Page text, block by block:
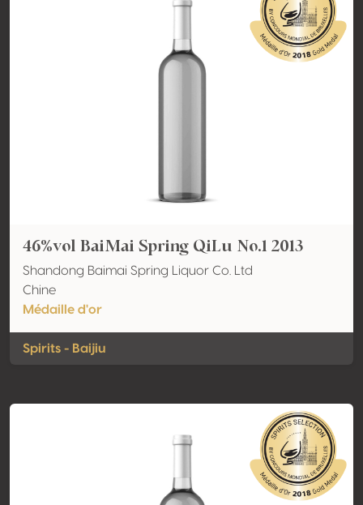
46%vol BaiMai Spring QiLu No.1 2013
Shandong Baimai Spring Liquor Co. Ltd
Chine
Médaille d'or
Spirits - Baijiu